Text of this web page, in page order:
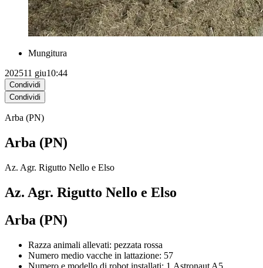
Mungitura
202511 giu10:44
Condividi
Condividi
Arba (PN)
Arba (PN)
Az. Agr. Rigutto Nello e Elso
Az. Agr. Rigutto Nello e Elso
Arba (PN)
Razza animali allevati: pezzata rossa
Numero medio vacche in lattazione: 57
Numero e modello di robot installati: 1 Astronaut A5